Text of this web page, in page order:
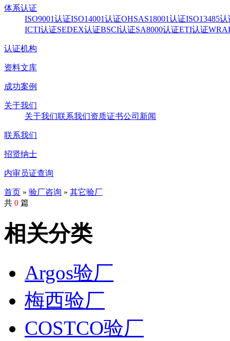
体系认证
ISO9001认证ISO14001认证OHSAS18001认证ISO13485认
ICTI认证SEDEX认证BSCI认证SA8000认证ETI认证
认证机构
资料文库
成功案例
关于我们
关于我们联系我们资质证书公司新闻
联系我们
招贤纳士
内审员证查询
首页 » 验厂咨询 » 其它验厂
共 0 篇
相关分类
Argos验厂
梅西验厂
COSTCO验厂